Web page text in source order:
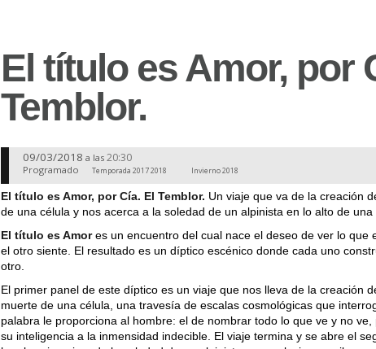
El título es Amor, por
Temblor.
09/03/2018 a las 20:30
Programado Temporada 2017 2018 Invierno 2018
El título es Amor, por Cía. El Temblor. Un viaje que va de la creación
de una célula y nos acerca a la soledad de un alpinista en lo alto de una
El título es Amores un encuentro del cual nace el deseo de ver lo que
el otro siente. El resultado es un díptico escénico donde cada uno
otro.
El primer panel de este díptico es un viaje que nos lleva de la creación
muerte de una célula, una travesía de escalas cosmológicas que
palabra le proporciona al hombre: el de nombrar todo lo que ve y no
su inteligencia a la inmensidad indecible. El viaje termina y se abre el